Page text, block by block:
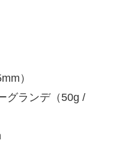
）
ランデ（50g /